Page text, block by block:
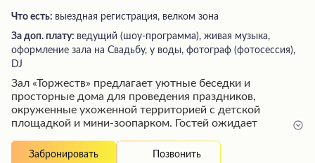
Что есть: выездная регистрация, велком зона
За доп. плату: ведущий (шоу-программа), живая музыка,
оформление зала на Свадьбу, у воды, фотограф (фотосессия),
DJ
Зал «Торжеств» предлагает уютные беседки и
просторные дома для проведения праздников,
окруженные ухоженной территорией с детской
площадкой и мини-зоопарком. Гостей ожидает
аккуратность в помещениях. Особым преимуществом
Забронировать Позвонить